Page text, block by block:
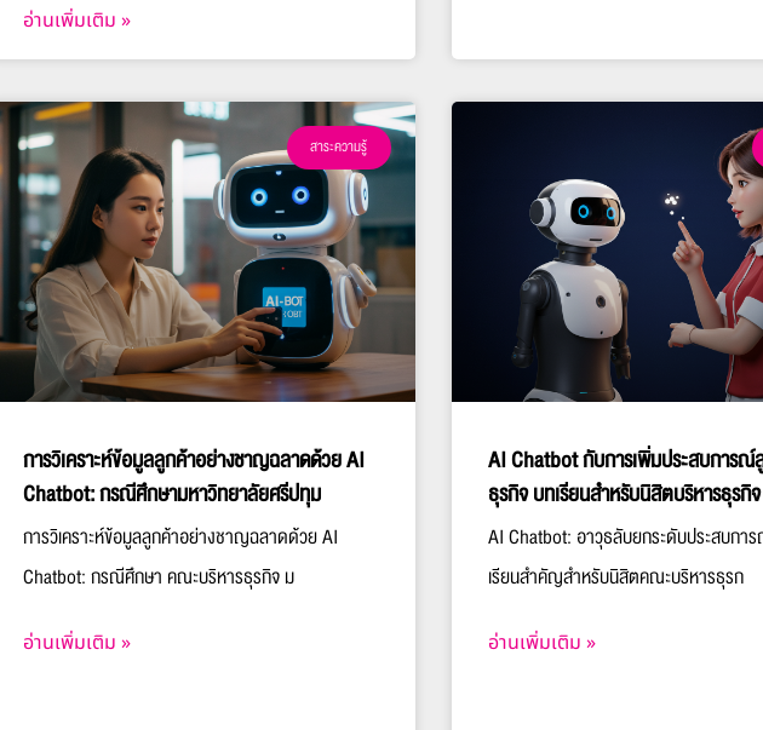
อ่านเพิ่มเติม »
สาระความรู้
การวิเคราะห์ข้อมูลลูกค้าอย่างชาญฉลาดด้วย AI
Chatbot: กรณีศึกษามหาวิทยาลัยศรีปทุม
การวิเคราะห์ข้อมูลลูกค้าอย่างชาญฉลาดด้วย AI
Chatbot: กรณีศึกษา คณะบริหารธุรกิจ ม
อ่านเพิ่มเติม »
AI Chatbot กับการเพิ่มประสบการณ์
ธุรกิจ บทเรียนสำหรับนิสิตบริหารธุรกิจ
AI Chatbot: อาวุธลับยกระดับประสบกา
เรียนสำคัญสำหรับนิสิตคณะบริหารธุรก
อ่านเพิ่มเติม »